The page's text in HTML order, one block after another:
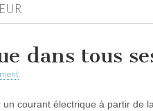
dans tous
un courant électrique à partir de